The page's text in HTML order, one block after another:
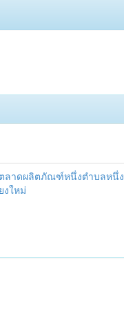
ตลาดผลิตภัณฑ์หนึ่งตำบลหนึ่ง
งใหม่